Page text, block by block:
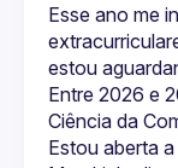
Esse ano me
Entre 2026 e